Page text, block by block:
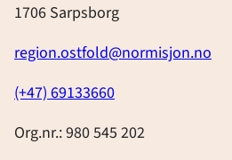
1706 Sarpsborg
region.ostfold@normisjon.no
(+47) 69133660
Org.nr.: 980 545 202